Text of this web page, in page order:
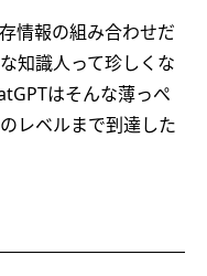
情報の組み合わせだ
知識人って珍しくな
はそんな薄っぺ
レベルまで到達した